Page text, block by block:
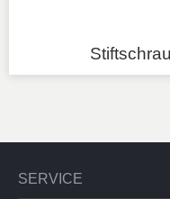
SERVICE